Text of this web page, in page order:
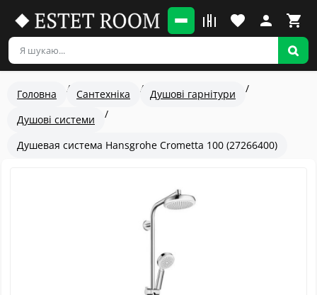
Головна Сантехніка
Душові гарнітури
Душові системи
Душевая система Hansgrohe Crometta 100 (27266400)